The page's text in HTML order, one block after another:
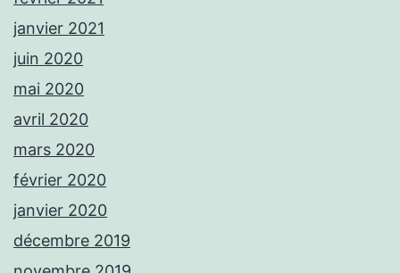
janvier 2021
juin 2020
mai 2020
avril 2020
mars 2020
février 2020
janvier 2020
décembre 2019